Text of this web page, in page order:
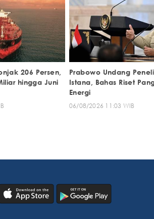
206 Persen,
hingga Juni
Prabowo Undang
Istana, Bahas Riset
Energi
06/08/2026 11:03 WIB